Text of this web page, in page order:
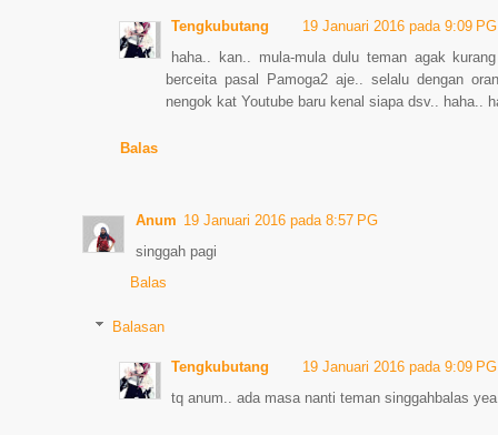
Tengkubutang
19 Januari 2016 pada 9:09 PG
haha.. kan.. mula-mula dulu teman agak
berceita pasal Pamoga2 aje.. selalu dengan
nengok kat Youtube baru kenal siapa dsv.. haha..
Balas
Anum 19 Januari 2016 pada 8:57 PG
singgah pagi
Balas
Balasan
Tengkubutang
19 Januari 2016 pada 9:09 PG
tq anum.. ada masa nanti teman singgahbalas